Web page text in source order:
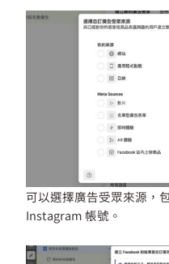
可以選擇廣告受眾來源，
Instagram 帳號。